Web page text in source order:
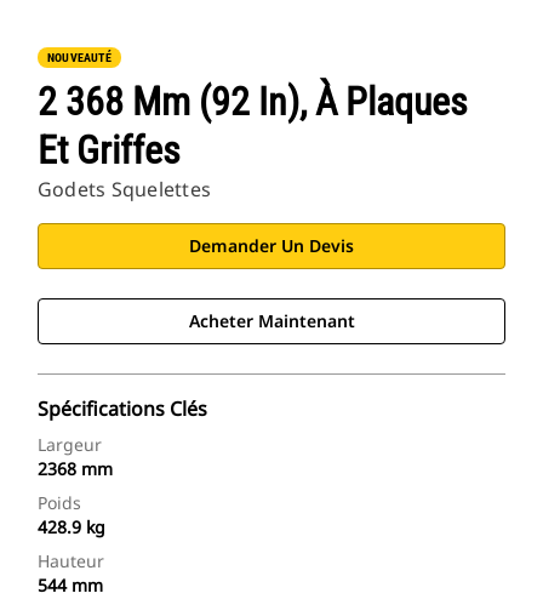
NOUVEAUTÉ
2 368 Mm (92 In), À Plaques
Et Griffes
Godets Squelettes
Demander Un Devis
Acheter Maintenant
Spécifications Clés
Largeur
2368 mm
Poids
428.9 kg
Hauteur
544 mm